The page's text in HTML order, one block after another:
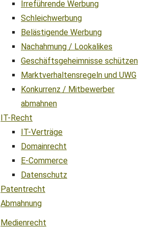
Irreführende Werbung
Schleichwerbung
Belästigende Werbung
Nachahmung / Lookalikes
Geschäftsgeheimnisse schützen
Marktverhaltensregeln und UWG
Konkurrenz / Mitbewerber
abmahnen
IT-Recht
IT-Verträge
Domainrecht
E-Commerce
Datenschutz
Patentrecht
Abmahnung
Medienrecht